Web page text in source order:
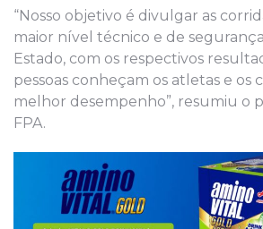
“Nosso objetivo é divulgar as
maior nível técnico e de
Estado, com os respectivos
pessoas conheçam os atletas e os
melhor desempenho”, resumiu o
FPA.